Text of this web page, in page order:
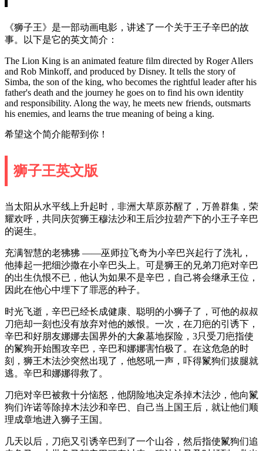
《狮子王》是一部动画电影，讲述了一个关于王子辛巴的故
事。以下是它的英文简介：
The Lion King is an animated feature film directed by Roger Allers
and Rob Minkoff, and produced by Disney. It tells the story of
Simba, the son of the king, who becomes the rightful leader after his
father's death and the journey he goes on to find his own identity
and responsibility. Along the way, he meets new friends, outsmarts
his enemies, and learns the true meaning of being a king.
希望这个简介能帮到你！
狮子王英文版
当太阳从水平线上升起时，非洲大草原苏醒了，万兽群集，荣
耀欢呼，共同庆贺狮王穆法沙和王后沙拉碧产下的小王子辛巴
的诞生。
充满智慧的老狒狒 ——巫师拉飞奇为小辛巴兴起行了洗礼，
他捧起一把细沙撒在小辛巴头上。可是狮王的兄弟刀疤对辛巴
的出生仇恨不已，他认为如果不是辛巴，自己将会继承王位，
因此在他心中埋下了罪恶的种子。
时光飞逝，辛巴已经长成健康、聪明的小狮子了，可他的叔叔
刀疤却一刻也没有放弃对他的嫉恨。一次，在刀疤的引诱下，
辛巴和好朋友娜娜去国界外的大象墓地探险，3只受刀疤指使
的鬣狗开始围攻辛巴，辛巴和娜娜害怕极了。在这危急的时
刻，狮王木法沙突然出现了，他怒吼一声，吓得鬣狗们拔腿就
逃。辛巴和娜娜得救了。
刀疤对辛巴被救十分恼怒，他阴险地决定杀掉木法沙，他向鬣
狗们许诺等除掉木法沙和辛巴、自己当上国王后，就让他们顺
理成章地进入狮子王国。
几天以后，刀疤又引诱辛巴到了一个山谷，然后指使鬣狗们追